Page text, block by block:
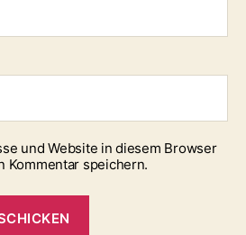
und Website in diesem Browser
Kommentar speichern.